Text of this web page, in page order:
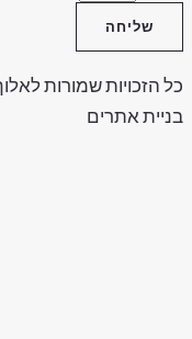
שליחה
הזכויות שמורות
אתרים